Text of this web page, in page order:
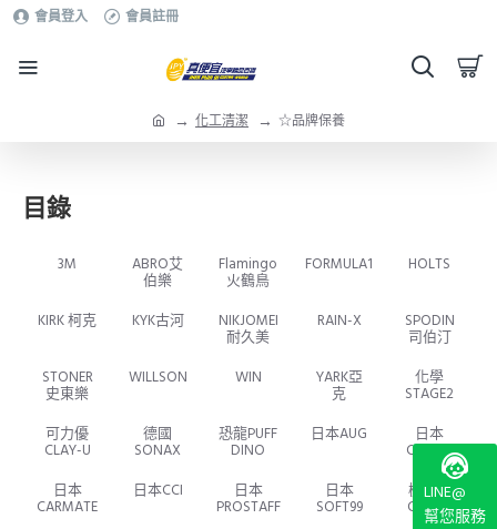
會員登入 會員註冊
化工清潔 ☆品牌保養
目錄
3M
ABRO艾
伯樂
Flamingo
火鶴鳥
FORMULA1 HOLTS
KIRK 柯克 KYK古河
NIKJOMEI
耐久美
RAIN-X
SPODIN
司伯汀
STONER
史東樂
WILLSON WIN
YARK亞
克
化學
STAGE2
可力優
CLAY-U
德國
SONAX
恐龍PUFF
DINO
日本AUG
日本
CARALL
日本
CARMATE
日本CCI
日本
PROSTAFF
日本
SOFT99
極銳澤
CAPRO
LINE@
幫您服務